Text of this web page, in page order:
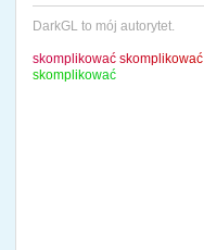
DarkGL to mój autorytet.
skomplikować skomplikować
skomplikować